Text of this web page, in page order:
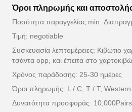
Όροι πληρωμής και
Ποσότητα παραγγελίας min:
Τιμή: negotiable
Συσκευασία λεπτομέρειες: Κιβώτιο
τσάντα opp, και έπειτα στο
Χρόνος παράδοσης: 25-30 ημέρες
Όροι πληρωμής: L / C, T / T,
Δυνατότητα προσφοράς: